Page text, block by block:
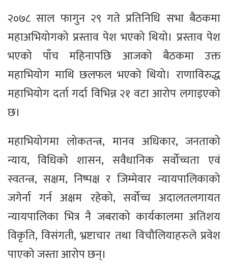
२०७८ साल फागुन २९ गते प्रतिनिधि सभा बैठकमा
महाअभियोगको प्रस्ताव पेश भएको थियो। प्रस्ताव पेश
भएको पाँच महिनापछि आजको बैठकमा उक्त
महाभियोग माथि छलफल भएको थियो। राणाविरुद्ध
महाभियोग दर्ता गर्दा विभिन्न २१ वटा आरोप लगाइएको
छ।
महाभियोगमा लोकतन्त्र, मानव अधिकार, जनताको
न्याय, विधिको शासन, सवैधानिक सर्वोच्चता एवं
स्वतन्त्र, सक्षम, निष्पक्ष र जिम्मेवार न्यायपालिकाको
जगेर्ना गर्न अक्षम रहेको, सर्वोच्च अदालतलगायत
न्यायपालिका भित्र नै जबराको कार्यकालमा अतिशय
विकृति, विसंगती, भ्रष्टाचार तथा विचौलियाहरुले प्रवेश
पाएको जस्ता आरोप छन्।